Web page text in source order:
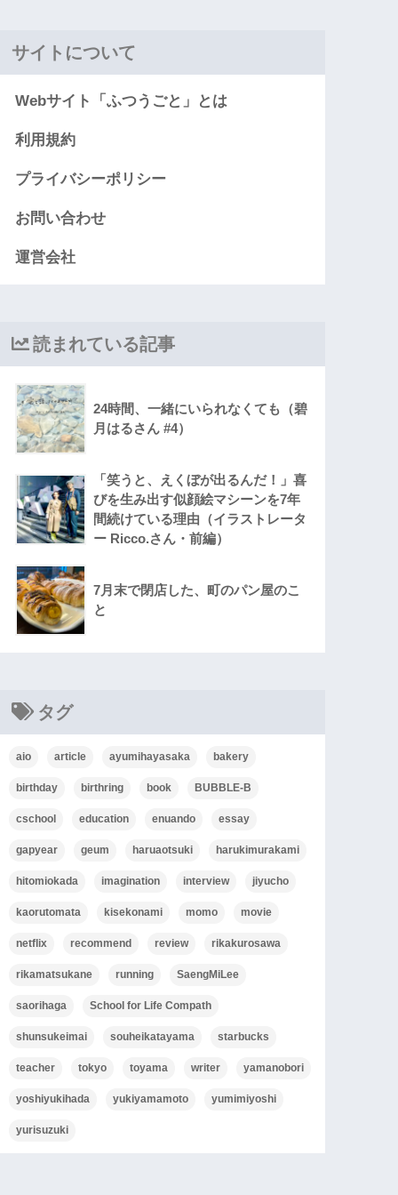
サイトについて
Webサイト「ふつうごと」とは
利用規約
プライバシーポリシー
お問い合わせ
運営会社
読まれている記事
24時間、一緒にいられなくても（碧
月はるさん #4）
「笑うと、えくぼが出るんだ！」喜
びを生み出す似顔絵マシーンを7年
間続けている理由（イラストレータ
ー Ricco.さん・前編）
7月末で閉店した、町のパン屋のこ
と
タグ
aio article ayumihayasaka bakery
birthday birthring book BUBBLE-B
cschool education enuando essay
gapyear geum haruaotsuki harukimurakami
hitomiokada imagination interview jiyucho
kaorutomata kisekonami momo movie
netflix recommend review rikakurosawa
rikamatsukane running SaengMiLee
saorihaga School for Life Compath
shunsukeimai souheikatayama starbucks
teacher tokyo toyama writer yamanobori
yoshiyukihada yukiyamamoto yumimiyoshi
yurisuzuki